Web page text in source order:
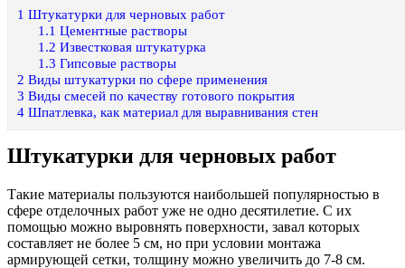
1 Штукатурки для черновых работ
1.1 Цементные растворы
1.2 Известковая штукатурка
1.3 Гипсовые растворы
2 Виды штукатурки по сфере применения
3 Виды смесей по качеству готового покрытия
4 Шпатлевка, как материал для выравнивания стен
Штукатурки для черновых работ
Такие материалы пользуются наибольшей популярностью в
сфере отделочных работ уже не одно десятилетие. С их
помощью можно выровнять поверхности, завал которых
составляет не более 5 см, но при условии монтажа
армирующей сетки, толщину можно увеличить до 7-8 см.